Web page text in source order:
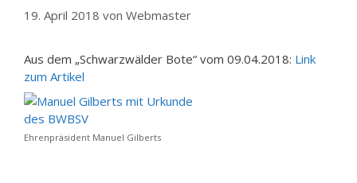
19. April 2018 von Webmaster
Aus dem „Schwarzwälder Bote“ vom 09.04.2018: Link
zum Artikel
Ehrenpräsident Manuel Gilberts